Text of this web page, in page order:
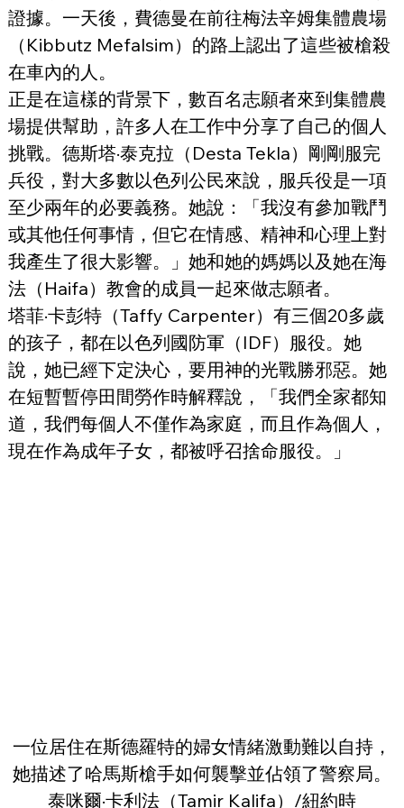
證據。一天後，費德曼在前往梅法辛姆集體農場
（Kibbutz Mefalsim）的路上認出了這些被槍殺
在車內的人。
正是在這樣的背景下，數百名志願者來到集體農
場提供幫助，許多人在工作中分享了自己的個人
挑戰。德斯塔·泰克拉（Desta Tekla）剛剛服完
兵役，對大多數以色列公民來說，服兵役是一項
至少兩年的必要義務。她說：「我沒有參加戰鬥
或其他任何事情，但它在情感、精神和心理上對
我產生了很大影響。」她和她的媽媽以及她在海
法（Haifa）教會的成員一起來做志願者。
塔菲·卡彭特（Taffy Carpenter）有三個20多歲
的孩子，都在以色列國防軍（IDF）服役。她
說，她已經下定決心，要用神的光戰勝邪惡。她
在短暫暫停田間勞作時解釋說，「我們全家都知
道，我們每個人不僅作為家庭，而且作為個人，
現在作為成年子女，都被呼召捨命服役。」
一位居住在斯德羅特的婦女情緒激動難以自持，
她描述了哈馬斯槍手如何襲擊並佔領了警察局。
泰咪爾·卡利法（Tamir Kalifa）/紐約時